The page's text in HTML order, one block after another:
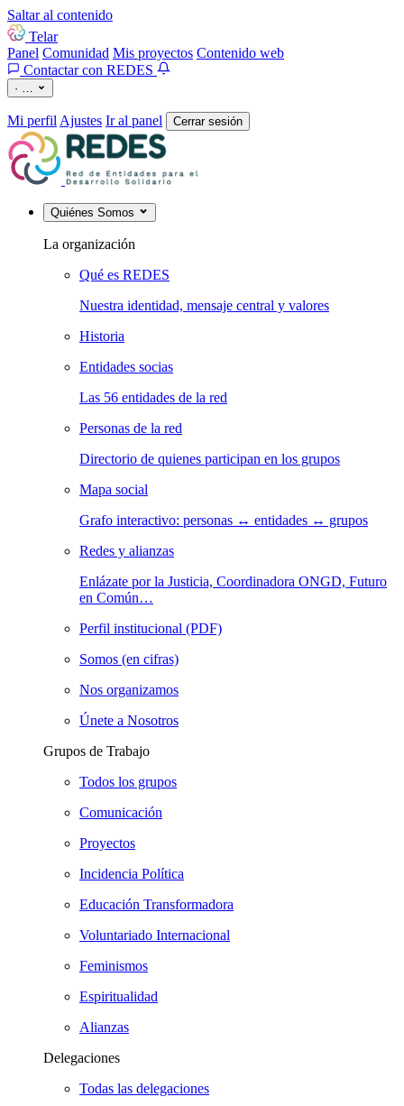
Saltar al contenido
Telar
Panel Comunidad Mis proyectos Contenido web
Contactar con REDES
· …
Mi perfil Ajustes Ir al panel Cerrar sesión
Quiénes Somos
La organización
Qué es REDES
Nuestra identidad, mensaje central y valores
Historia
Entidades socias
Las 56 entidades de la red
Personas de la red
Directorio de quienes participan en los grupos
Mapa social
Grafo interactivo: personas ↔ entidades ↔ grupos
Redes y alianzas
Enlázate por la Justicia, Coordinadora ONGD, Futuro
en Común…
Perfil institucional (PDF)
Somos (en cifras)
Nos organizamos
Únete a Nosotros
Grupos de Trabajo
Todos los grupos
Comunicación
Proyectos
Incidencia Política
Educación Transformadora
Voluntariado Internacional
Feminismos
Espiritualidad
Alianzas
Delegaciones
Todas las delegaciones